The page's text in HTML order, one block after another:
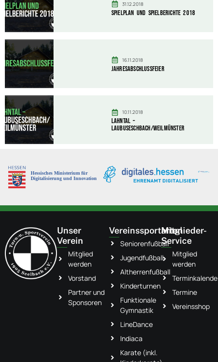
31.12.2018
Spielplan und Spielberichte 2018
16.11.2018
Jahresabschlussfeier
10.11.2018
Lahntal –
Laubuseschbach/Weilmünster
Unser
Verein
Mitglied
werden
Vorstand
Partner und
Sponsoren
Vereinssportarten
Seniorenfußball
Jugendfußball
Altherrenfußball
Kinderturnen
Funktionale
Gymnastik
LineDance
Indiaca
Karate (inkl.
Mitglieder-
Service
Mitglied
werden
Termine
Vereinsshop